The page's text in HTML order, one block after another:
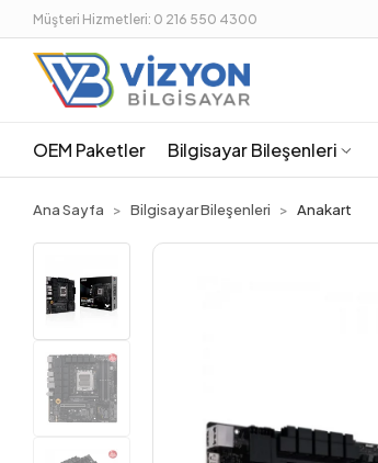
Müşteri Hizmetleri: 0 216 550 4300
OEM Paketler Bilgisayar Bileşenleri
Ana Sayfa Bilgisayar Bileşenleri Anakart